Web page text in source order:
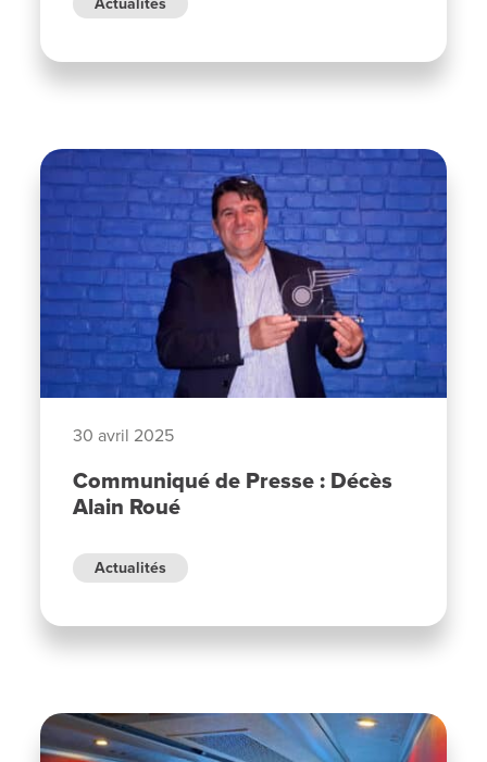
Actualités
30 avril 2025
Communiqué de Presse : Décès
Alain Roué
Actualités